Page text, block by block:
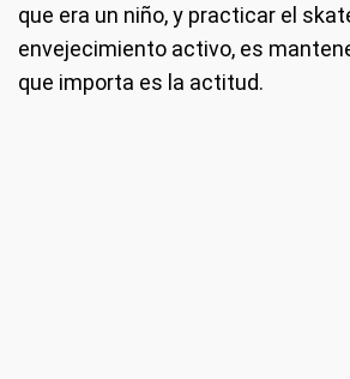
que era un niño, y practicar el
envejecimiento activo, es
que importa es la actitud.